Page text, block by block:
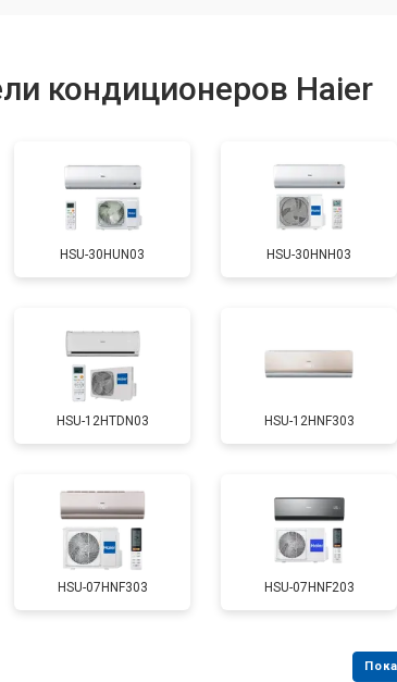
кондиционеров Haier
HSU-30HUN03 HSU-30HNH03
HSU-12HTDN03 HSU-12HNF303
HSU-07HNF303 HSU-07HNF203